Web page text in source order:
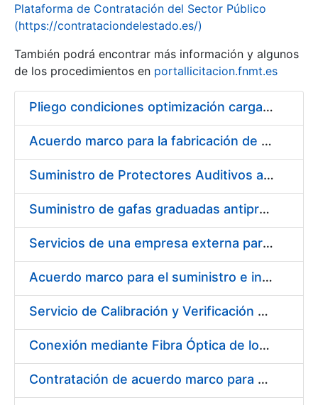
Mostrar/Ocultar
Plataforma de Contratación del Sector Público
(https://contrataciondelestado.es/)
También podrá encontrar más información y algunos
de los procedimientos en portallicitacion.fnmt.es
Pliego condiciones optimización cargas compras firmado
Acuerdo marco para la fabricación de piezas
Suministro de Protectores Auditivos a medida para las personas trabajadoras de los Centros de Trabajo de Madrid y Burgos
Suministro de gafas graduadas antiproyecciones para los trabajadores de la FNMT-RCM en los centros de trabajo de Madrid y Burgos
Servicios de una empresa externa para el asesoramiento y resolución de los recursos de alzada que se presentan relacionados con procesos de selección para la FNMT-RCM
Acuerdo marco para el suministro e instalación de persianas, estores y otros complementos
Servicio de Calibración y Verificación Externa de los Equipos de Medición del Servicio de Prevención de la FNMT-RCM
Conexión mediante Fibra Óptica de los Centros de Proceso de Datos (CPDs) de las sedes de la FNMT-RCM de Burgos y Madrid
Contratación de acuerdo marco para el Suministro de Material de Electricidad para la Fábrica Nacional de Moneda y Timbre-Real Casa de la Moneda en su centro de trabajo de Burgos